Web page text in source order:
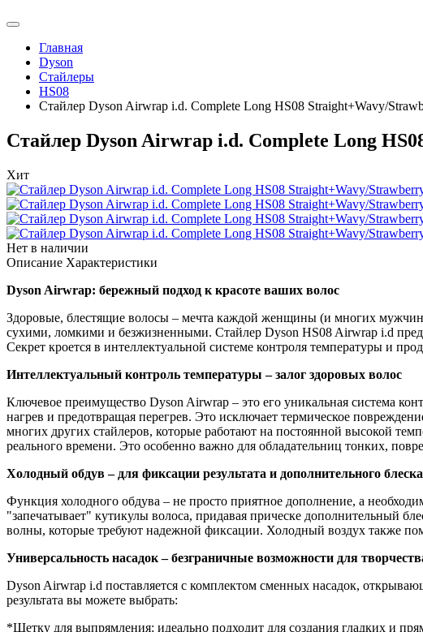
Главная
Dyson
Стайлеры
HS08
Стайлер Dyson Airwrap i.d. Complete Long HS08 Straight+Wavy/
Стайлер Dyson Airwrap i.d. Complete Long
Хит
Нет в наличии
Описание Характеристики
Dyson Airwrap: бережный подход к красоте ваших волос
Здоровые, блестящие волосы – мечта каждой женщины (и многих
сухими, ломкими и безжизненными. Стайлер Dyson HS08 Airwrap i.d
Секрет кроется в интеллектуальной системе контроля температуры и
Интеллектуальный контроль температуры – залог здоровых волос
Ключевое преимущество Dyson Airwrap – это его уникальная система
нагрев и предотвращая перегрев. Это исключает термическое
многих других стайлеров, которые работают на постоянной высокой
реального времени. Это особенно важно для обладательниц тонких,
Холодный обдув – для фиксации результата и дополнительного блеска
Функция холодного обдува – не просто приятное дополнение, а
"запечатывает" кутикулы волоса, придавая прическе дополнительный
волны, которые требуют надежной фиксации. Холодный воздух также
Универсальность насадок – безграничные возможности для
Dyson Airwrap i.d поставляется с комплектом сменных насадок,
результата вы можете выбрать:
*Щетку для выпрямления: идеально подходит для создания гладких и